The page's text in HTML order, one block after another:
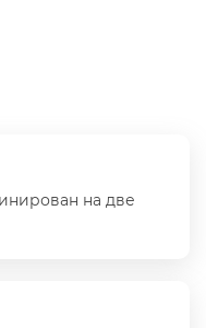
на две